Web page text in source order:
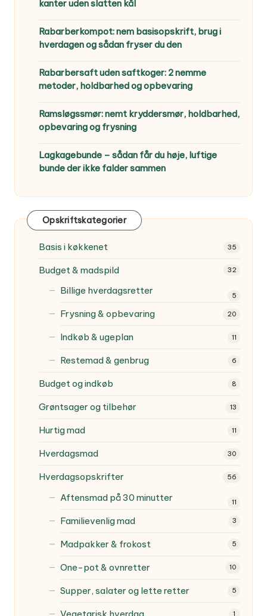
kanter uden slatten kål
Rabarberkompot: nem basisopskrift, brug i
hverdagen og sådan fryser du den
Rabarbersaft uden saftkoger: 2 nemme
metoder, holdbarhed og opbevaring
Ramsløgssmør: nemt kryddersmør, holdbarhed,
opbevaring og frysning
Lagkagebunde – sådan får du høje, luftige
bunde der ikke falder sammen
Opskriftskategorier
Basis i køkkenet 35
Budget & madspild 32
Billige hverdagsretter 5
Frysning & opbevaring 20
Indkøb & ugeplan 11
Restemad & genbrug 6
Budget og indkøb 8
Grøntsager og tilbehør 13
Hurtig mad 11
Hverdagsmad 30
Hverdagsopskrifter 56
Aftensmad på 30 minutter 11
Familievenlig mad 3
Madpakker & frokost 5
One-pot & ovnretter 10
Supper, salater og lette retter 5
1